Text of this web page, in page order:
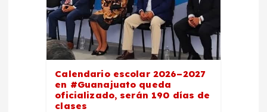
Calendario escolar 2026–2027
en #Guanajuato queda
oficializado, serán 190 días de
clases